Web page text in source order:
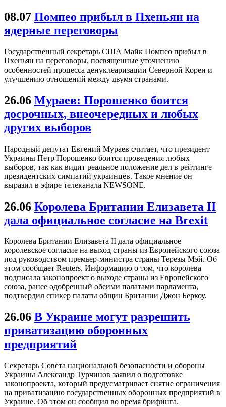
08.07 Помпео прибыл в Пхеньян на
ядерные переговоры
Государственный секретарь США Майк Помпео прибыл в
Пхеньян на переговоры, посвященные уточнению
особенностей процесса денуклеаризации Северной Кореи и
улучшению отношений между двумя странами.
26.06 Мураев: Порошенко боится
досрочных, внеочередных и любых
других выборов
Народный депутат Евгений Мураев считает, что президент
Украины Петр Порошенко боится проведения любых
выборов, так как видит реальное положение дел в рейтинге
президентских симпатий украинцев. Такое мнение он
выразил в эфире телеканала NEWSONE.
26.06 Королева Британии Елизавета II
дала официальное согласие на Brexit
Королева Британии Елизавета II дала официальное
королевское согласие на выход страны из Европейского союза
под руководством премьер-министра страны Терезы Мэй. Об
этом сообщает Reuters. Информацию о том, что королева
подписала законопроект о выходе страны из Европейского
союза, ранее одобренный обеими палатами парламента,
подтвердил спикер палаты общин Британии Джон Беркоу.
26.06 В Украине могут разрешить
приватизацию оборонных
предприятий
Секретарь Совета национальной безопасности и обороны
Украины Александр Турчинов заявил о подготовке
законопроекта, который предусматривает снятие ограничения
на приватизацию государственных оборонных предприятий в
Украине. Об этом он сообщил во время брифинга.